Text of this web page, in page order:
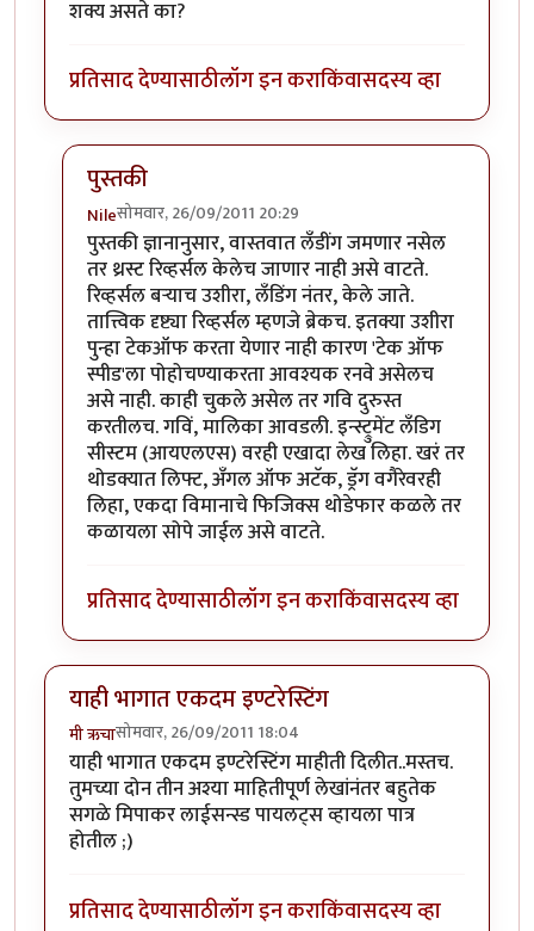
शक्य असते का?
प्रतिसाद देण्यासाठीलॉग इन कराकिंवासदस्य व्हा
पुस्तकी
Nileसोमवार, 26/09/2011 20:29
In reply toआवडत आहे.byविसुनाना
पुस्तकी ज्ञानानुसार, वास्तवात लँडींग जमणार नसेल
तर थ्रस्ट रिव्हर्सल केलेच जाणार नाही असे वाटते.
रिव्हर्सल बर्‍याच उशीरा, लँडिंग नंतर, केले जाते.
तात्त्विक दृष्ट्या रिव्हर्सल म्हणजे ब्रेकच. इतक्या उशीरा
पुन्हा टेकऑफ करता येणार नाही कारण 'टेक ऑफ
स्पीड'ला पोहोचण्याकरता आवश्यक रनवे असेलच
असे नाही. काही चुकले असेल तर गवि दुरुस्त
करतीलच. गविं, मालिका आवडली. इन्स्ट्रुमेंट लँडिग
सीस्टम (आयएलएस) वरही एखादा लेख लिहा. खरं तर
थोडक्यात लिफ्ट, अँगल ऑफ अटॅक, ड्रॅग वगैरेवरही
लिहा, एकदा विमानाचे फिजिक्स थोडेफार कळले तर
कळायला सोपे जाईल असे वाटते.
प्रतिसाद देण्यासाठीलॉग इन कराकिंवासदस्य व्हा
याही भागात एकदम इण्टरेस्टिंग
मी ऋचासोमवार, 26/09/2011 18:04
याही भागात एकदम इण्टरेस्टिंग माहीती दिलीत..मस्तच.
तुमच्या दोन तीन अश्या माहितीपूर्ण लेखांनंतर बहुतेक
सगळे मिपाकर लाईसन्स्ड पायलट्स व्हायला पात्र
होतील ;)
प्रतिसाद देण्यासाठीलॉग इन कराकिंवासदस्य व्हा